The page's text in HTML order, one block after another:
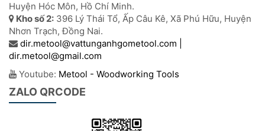
Huyện Hóc Môn, Hồ Chí Minh.
Kho số 2: 396 Lý Thái Tổ, Ấp Câu Kê, Xã Phú Hữu, Huyện
Nhơn Trạch, Đồng Nai.
dir.metool@vattunganhgometool.com |
dir.metool@gmail.com
Youtube: Metool - Woodworking Tools
ZALO QRCODE